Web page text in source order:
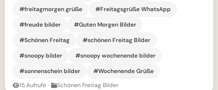
#freitagmorgen grüße
#Freitagsgrüße WhatsApp
#freude bilder
#Guten Morgen Bilder
#Schönen Freitag
#schönen Freitag Bilder
#snoopy bilder
#snoopy wochenende bilder
#sonnenschein bilder
#Wochenende Grüße
15 Aufrufe · Schönen Freitag Bilder